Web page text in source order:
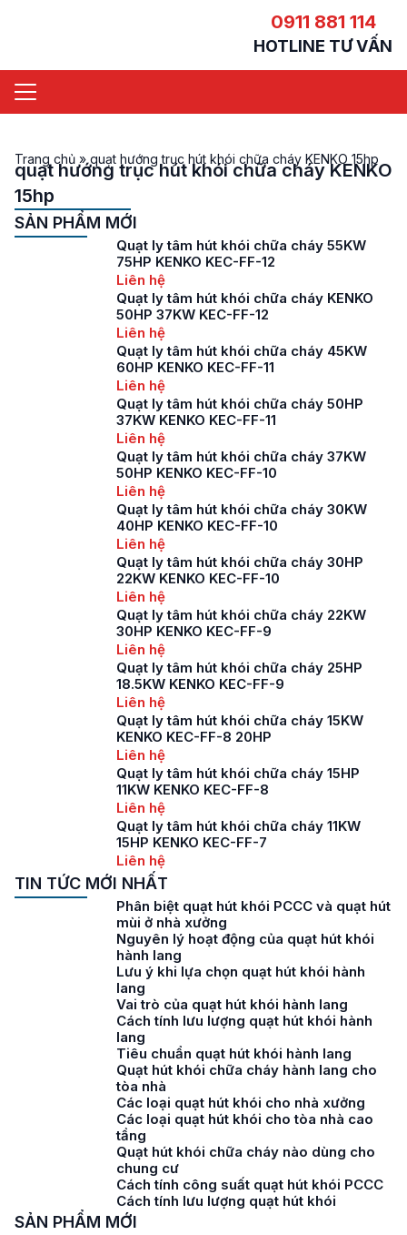
0911 881 114
HOTLINE TƯ VẤN
Trang chủ »quạt hướng trục hút khói chữa cháy KENKO 15hp
quạt hướng trục hút khói chữa cháy KENKO
15hp
SẢN PHẨM MỚI
Quạt ly tâm hút khói chữa cháy 55KW
75HP KENKO KEC-FF-12
Liên hệ
Quạt ly tâm hút khói chữa cháy KENKO
50HP 37KW KEC-FF-12
Liên hệ
Quạt ly tâm hút khói chữa cháy 45KW
60HP KENKO KEC-FF-11
Liên hệ
Quạt ly tâm hút khói chữa cháy 50HP
37KW KENKO KEC-FF-11
Liên hệ
Quạt ly tâm hút khói chữa cháy 37KW
50HP KENKO KEC-FF-10
Liên hệ
Quạt ly tâm hút khói chữa cháy 30KW
40HP KENKO KEC-FF-10
Liên hệ
Quạt ly tâm hút khói chữa cháy 30HP
22KW KENKO KEC-FF-10
Liên hệ
Quạt ly tâm hút khói chữa cháy 22KW
30HP KENKO KEC-FF-9
Liên hệ
Quạt ly tâm hút khói chữa cháy 25HP
18.5KW KENKO KEC-FF-9
Liên hệ
Quạt ly tâm hút khói chữa cháy 15KW
KENKO KEC-FF-8 20HP
Liên hệ
Quạt ly tâm hút khói chữa cháy 15HP
11KW KENKO KEC-FF-8
Liên hệ
Quạt ly tâm hút khói chữa cháy 11KW
15HP KENKO KEC-FF-7
Liên hệ
TIN TỨC MỚI NHẤT
Phân biệt quạt hút khói PCCC và quạt hút
mùi ở nhà xưởng
Nguyên lý hoạt động của quạt hút khói
hành lang
Lưu ý khi lựa chọn quạt hút khói hành
lang
Vai trò của quạt hút khói hành lang
Cách tính lưu lượng quạt hút khói hành
lang
Tiêu chuẩn quạt hút khói hành lang
Quạt hút khói chữa cháy hành lang cho
tòa nhà
Các loại quạt hút khói cho nhà xưởng
Các loại quạt hút khói cho tòa nhà cao
tầng
Quạt hút khói chữa cháy nào dùng cho
chung cư
Cách tính công suất quạt hút khói PCCC
Cách tính lưu lượng quạt hút khói
SẢN PHẨM MỚI